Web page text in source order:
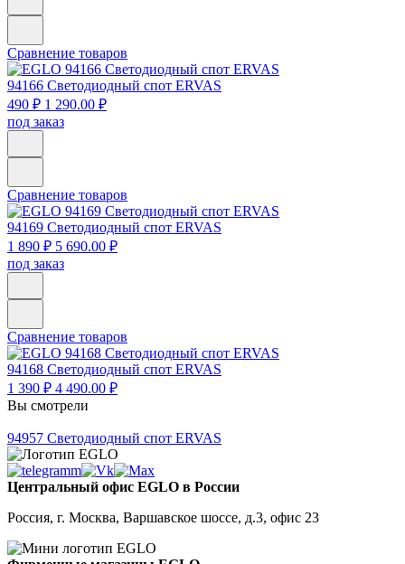
Сравнение товаров
94166 Светодиодный спот ERVAS
490 ₽ 1 290.00 ₽
под заказ
Сравнение товаров
94169 Светодиодный спот ERVAS
1 890 ₽ 5 690.00 ₽
под заказ
Сравнение товаров
94168 Светодиодный спот ERVAS
1 390 ₽ 4 490.00 ₽
Вы смотрели
94957 Светодиодный спот ERVAS
Центральный офис EGLO в России
Россия, г. Москва, Варшавское шоссе, д.3, офис 23